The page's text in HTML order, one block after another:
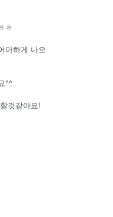
ㅎ
마하게 나오
^^
것같아요!